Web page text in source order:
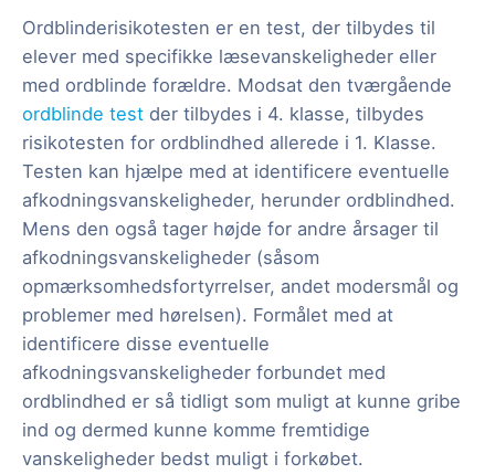
Ordblinderisikotesten er en test, der tilbydes til
elever med specifikke læsevanskeligheder eller
med ordblinde forældre. Modsat den tværgående
ordblinde test der tilbydes i 4. klasse, tilbydes
risikotesten for ordblindhed allerede i 1. Klasse.
Testen kan hjælpe med at identificere eventuelle
afkodningsvanskeligheder, herunder ordblindhed.
Mens den også tager højde for andre årsager til
afkodningsvanskeligheder (såsom
opmærksomhedsfortyrrelser, andet modersmål og
problemer med hørelsen). Formålet med at
identificere disse eventuelle
afkodningsvanskeligheder forbundet med
ordblindhed er så tidligt som muligt at kunne gribe
ind og dermed kunne komme fremtidige
vanskeligheder bedst muligt i forkøbet.